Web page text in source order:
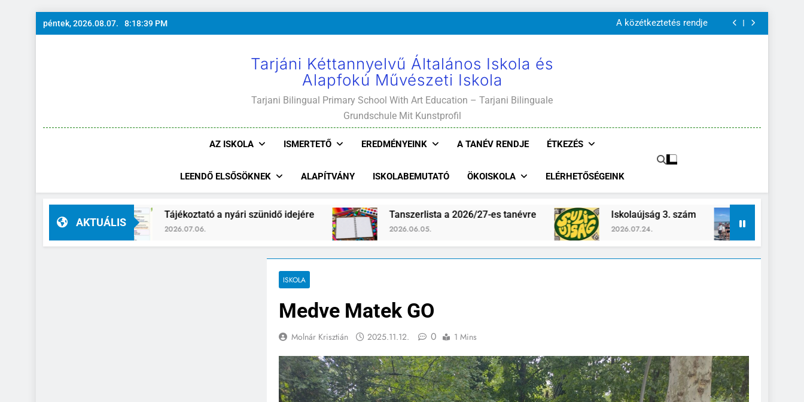
Ugrás
a
péntek, 2026.08.07. 8:18:40 PM
Szülői értekezletek 2026. május 04-14.
A közétkeztetés rendje
Kötelező és ajánlott olvasmányok
Tarjáni Kéttannyelvű Általános Iskola és
Alapfokú Művészeti Iskola
Tarjani Bilingual Primary School With Art Education – Tarjani Bilinguale
Grundschule Mit Kunstprofil
AZ ISKOLA ISMERTETŐ EREDMÉNYEINK A TANÉV RENDJE ÉTKEZÉS
LEENDŐ ELSŐSÖKNEK ALAPÍTVÁNY ISKOLABEMUTATÓ ÖKOISKOLA ELÉRHETŐSÉGEINK
AKTUÁLIS
Tájékoztató a nyári szünidő idejére
2026.07.06.
Tanszerlista a 2026/27-es tanévre
2026.06.05.
Iskolaújság 3. szám
2026.07.24.
Zánka-
2026.06.26.
ISKOLA
Medve Matek GO
Molnár Krisztián 2025.11.12. 0 1 Mins